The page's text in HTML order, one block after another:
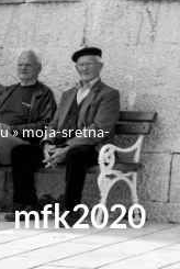
»moja-sretna-